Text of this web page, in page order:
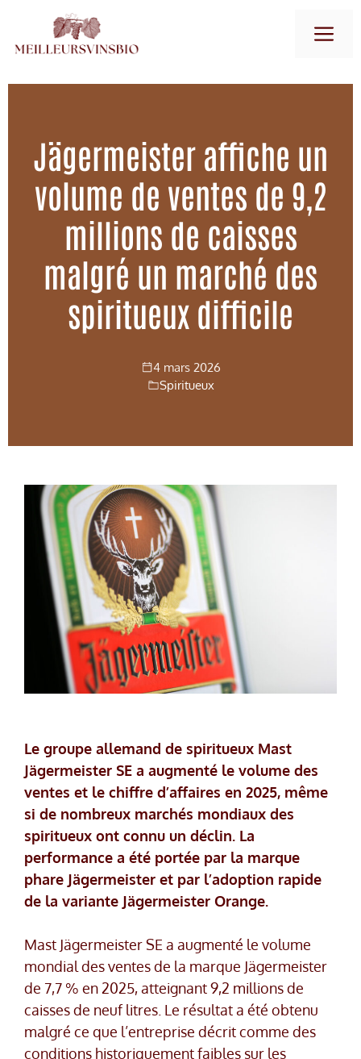
contenu
Jägermeister affiche un
volume de ventes de 9,2
millions de caisses
malgré un marché des
spiritueux difficile
4 mars 2026
Spiritueux
Le groupe allemand de spiritueux Mast
Jägermeister SE a augmenté le volume des
ventes et le chiffre d’affaires en 2025, même
si de nombreux marchés mondiaux des
spiritueux ont connu un déclin. La
performance a été portée par la marque
phare Jägermeister et par l’adoption rapide
de la variante Jägermeister Orange.
Mast Jägermeister SE a augmenté le volume
mondial des ventes de la marque Jägermeister
de 7,7 % en 2025, atteignant 9,2 millions de
caisses de neuf litres. Le résultat a été obtenu
malgré ce que l’entreprise décrit comme des
conditions historiquement faibles sur les